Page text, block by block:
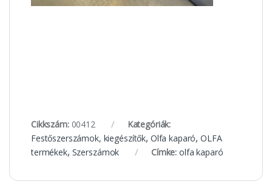
Cikkszám: 00412
Kategóriák:
Festőszerszámok, kiegészítők, Olfa kaparó,OLFA
termékek, Szerszámok Címke: olfa kaparó